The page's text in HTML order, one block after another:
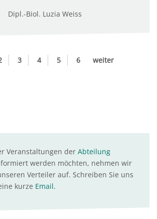
Dipl.-Biol. Luzia Weiss
3 4 5 6 weiter
Veranstaltungen der Abteilung
werden möchten, nehmen wir
Verteiler auf. Schreiben Sie uns
kurze Email.